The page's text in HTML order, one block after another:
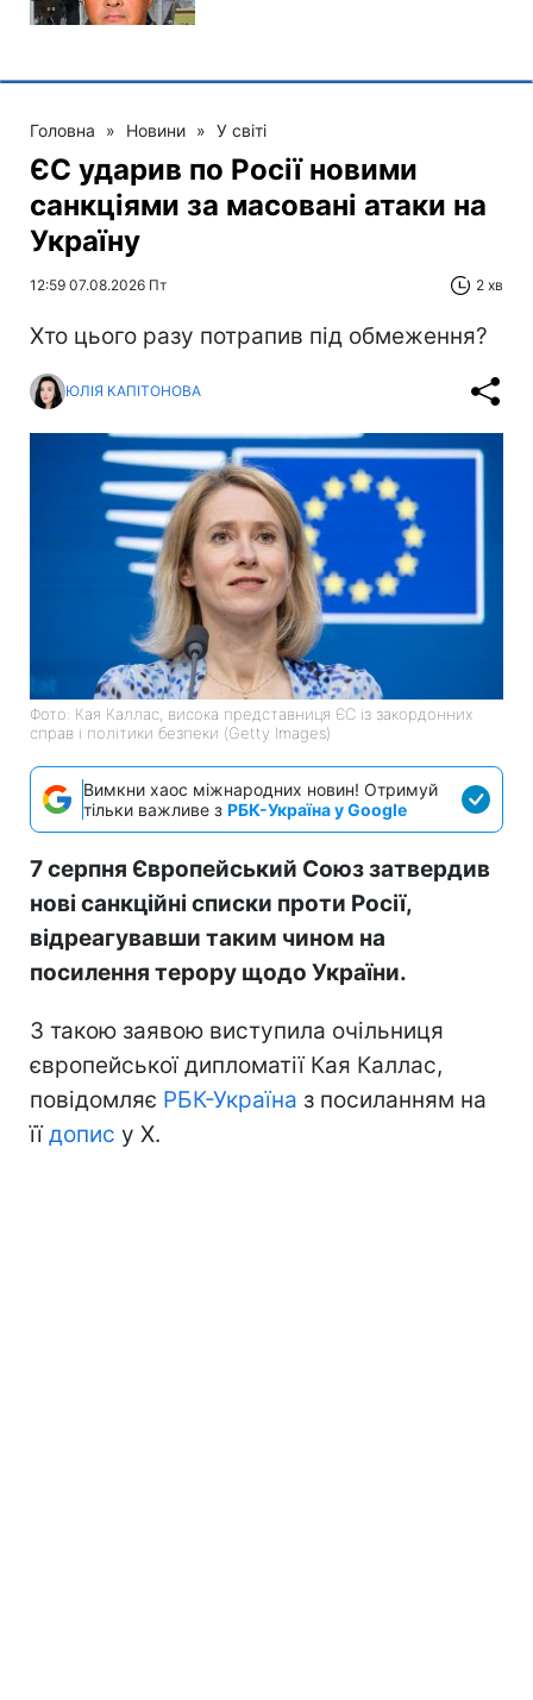
Головна » Новини » У світі
ЄС ударив по Росії новими
санкціями за масовані атаки на
Україну
12:59 07.08.2026 Пт 2 хв
Хто цього разу потрапив під обмеження?
ЮЛІЯ КАПІТОНОВА
Фото: Кая Каллас, висока представниця ЄС із закордонних
справ і політики безпеки (Getty Images)
Вимкни хаос міжнародних новин! Отримуй
тільки важливе з РБК-Україна у Google
7 серпня Європейський Союз затвердив
нові санкційні списки проти Росії,
відреагувавши таким чином на
посилення терору щодо України.
З такою заявою виступила очільниця
європейської дипломатії Кая Каллас,
повідомляє РБК-Україна з посиланням на
їїдопис у Х.